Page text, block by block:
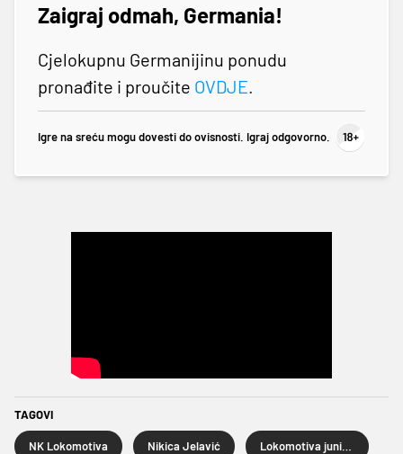
Zaigraj odmah, Germania!
Cjelokupnu Germanijinu ponudu
pronađite i proučite OVDJE.
Igre na sreću mogu dovesti do ovisnosti. Igraj odgovorno.
TAGOVI
NK Lokomotiva Nikica Jelavić